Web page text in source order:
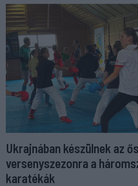
Ukrajnában készülnek az
versenyszezonra a
karatékák